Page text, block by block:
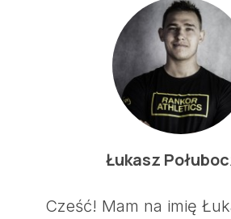
Łukasz
Cześć! Mam na imię